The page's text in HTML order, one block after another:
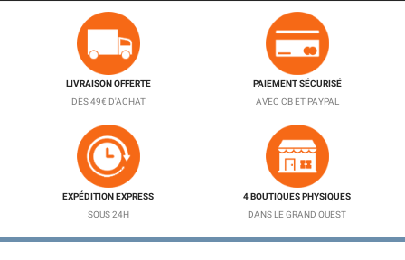
LIVRAISON OFFERTE
DÈS 49€ D'ACHAT
PAIEMENT SÉCURISÉ
AVEC CB ET PAYPAL
EXPÉDITION EXPRESS
SOUS 24H
4 BOUTIQUES PHYSIQUES
DANS LE GRAND OUEST